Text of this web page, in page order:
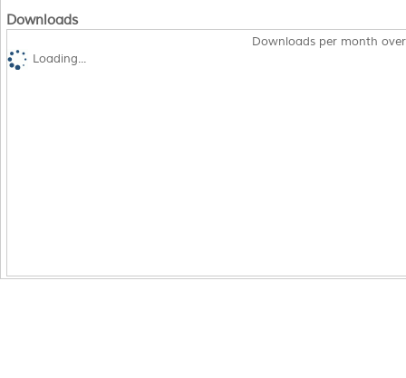
Downloads
Downloads per month
Loading...